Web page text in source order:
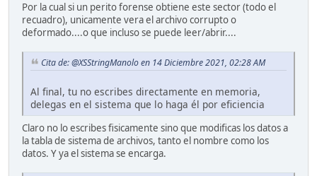
Por la cual si un perito forense obtiene este sector (todo el
recuadro), unicamente vera el archivo corrupto o
deformado....o que incluso se puede leer/abrir....
Cita de: @XSStringManolo en 14 Diciembre 2021, 02:28 AM
Al final, tu no escribes directamente en memoria,
delegas en el sistema que lo haga él por eficiencia
Claro no lo escribes fisicamente sino que modificas los datos a
la tabla de sistema de archivos, tanto el nombre como los
datos. Y ya el sistema se encarga.